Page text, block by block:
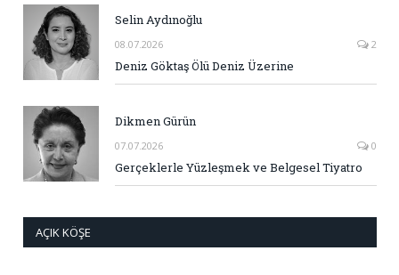
Selin Aydınoğlu
08.07.2026 2
Deniz Göktaş Ölü Deniz Üzerine
Dikmen Gürün
07.07.2026 0
Gerçeklerle Yüzleşmek ve Belgesel Tiyatro
AÇIK KÖŞE